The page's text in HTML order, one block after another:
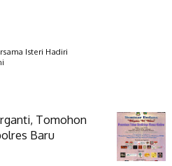
Isteri Hadiri
Tomohon
Baru